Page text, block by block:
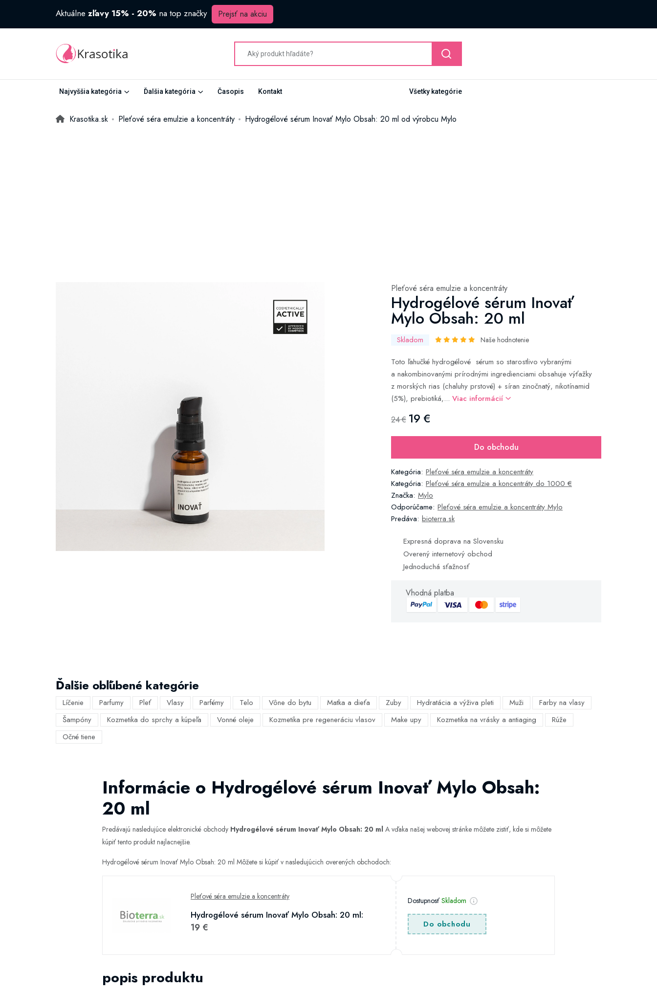
Aktuálne zľavy 15% - 20% na top značky Prejsť na akciu
Najvyššia kategória Ďalšia kategória Časopis Kontakt Všetky kategórie
Krasotika.sk Pleťové séra emulzie a koncentráty Hydrogélové sérum Inovať Mylo Obsah: 20 ml od výrobcu Mylo
Pleťové séra emulzie a koncentráty
Hydrogélové sérum Inovať
Mylo Obsah: 20 ml
Skladom Naše hodnotenie
Toto ľahučké hydrogélové sérum so starostlivo vybranými
a nakombinovanými prírodnými ingredienciami obsahuje výťažky
z morských rias (chaluhy prstové) + síran zinočnatý, nikotínamid
(5%), prebiotiká,... Viac informácií
24 € 19 €
Do obchodu
Kategória: Pleťové séra emulzie a koncentráty
Kategória: Pleťové séra emulzie a koncentráty do 1000 €
Značka: Mylo
Odporúčame: Pleťové séra emulzie a koncentráty Mylo
Predáva: bioterra.sk
Expresná doprava na Slovensku
Overený internetový obchod
Jednoduchá sťažnosť
Vhodná platba
Ďalšie obľúbené kategórie
Líčenie Parfumy Pleť Vlasy Parfémy Telo Vône do bytu Matka a dieťa Zuby Hydratácia a výživa pleti Muži
Farby na vlasy
Šampóny
Kozmetika do sprchy a kúpeľa Vonné oleje Kozmetika pre regeneráciu vlasov Make upy Kozmetika na vrásky a antiaging
Rúže
Očné tiene
Informácie o Hydrogélové sérum Inovať Mylo Obsah:
20 ml
Predávajú nasledujúce elektronické obchody Hydrogélové sérum Inovať Mylo Obsah: 20 ml A vďaka našej webovej stránke môžete zistiť, kde si môžete
kúpiť tento produkt najlacnejšie.
Hydrogélové sérum Inovať Mylo Obsah: 20 ml Môžete si kúpiť v nasledujúcich overených obchodoch:
Pleťové séra emulzie a koncentráty
Hydrogélové sérum Inovať Mylo Obsah: 20 ml:
19 €
DostupnosťSkladom
Do obchodu
popis produktu